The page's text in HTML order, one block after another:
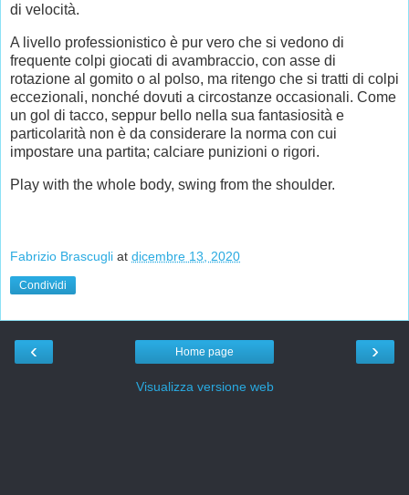
di velocità.
A livello professionistico è pur vero che si vedono di
frequente colpi giocati di avambraccio, con asse di
rotazione al gomito o al polso, ma ritengo che si tratti di colpi
eccezionali, nonché dovuti a circostanze occasionali. Come
un gol di tacco, seppur bello nella sua fantasiosità e
particolarità non è da considerare la norma con cui
impostare una partita; calciare punizioni o rigori.
Play with the whole body, swing from the shoulder.
Fabrizio Brascugli at dicembre 13, 2020
Condividi
‹ ›
Home page
Visualizza versione web